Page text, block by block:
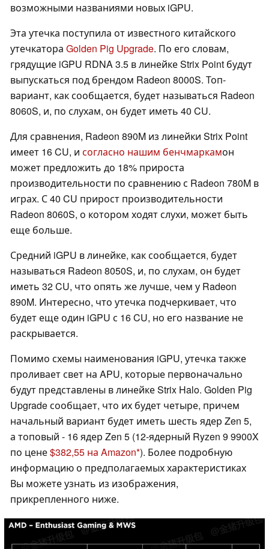
возможными названиями новых iGPU.
Эта утечка поступила от известного китайского
утечкатора Golden Pig Upgrade. По его словам,
грядущие iGPU RDNA 3.5 в линейке Strix Point будут
выпускаться под брендом Radeon 8000S. Топ-
вариант, как сообщается, будет называться Radeon
8060S, и, по слухам, он будет иметь 40 CU.
Для сравнения, Radeon 890M из линейки Strix Point
имеет 16 CU, и согласно нашим бенчмаркамон
может предложить до 18% прироста
производительности по сравнению с Radeon 780M в
играх. С 40 CU прирост производительности
Radeon 8060S, о котором ходят слухи, может быть
еще больше.
Средний iGPU в линейке, как сообщается, будет
называться Radeon 8050S, и, по слухам, он будет
иметь 32 CU, что опять же лучше, чем у Radeon
890M. Интересно, что утечка подчеркивает, что
будет еще один iGPU с 16 CU, но его название не
раскрывается.
Помимо схемы наименования iGPU, утечка также
проливает свет на APU, которые первоначально
будут представлены в линейке Strix Halo. Golden Pig
Upgrade сообщает, что их будет четыре, причем
начальный вариант будет иметь шесть ядер Zen 5,
а топовый - 16 ядер Zen 5 (12-ядерный Ryzen 9 9900X
по цене$382,55 на Amazon ). Более подробную
информацию о предполагаемых характеристиках
Вы можете узнать из изображения,
прикрепленного ниже.